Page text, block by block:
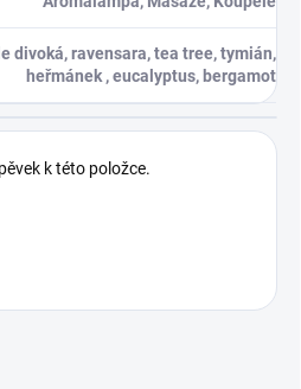
divoká, ravensara, tea tree, tymián,
heřmánek , eucalyptus, bergamot
k této položce.